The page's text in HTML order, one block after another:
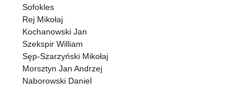
Sofokles
Rej Mikołaj
Kochanowski Jan
Szekspir William
Sęp-Szarzyński Mikołaj
Morsztyn Jan Andrzej
Naborowski Daniel